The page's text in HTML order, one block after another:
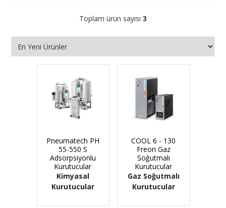
Toplam ürün sayısı 3
Pneumatech PH
55-550 S
Adsorpsiyonlu
Kurutucular
Kimyasal
Kurutucular
COOL 6 - 130
Freon Gaz
Soğutmalı
Kurutucular
Gaz Soğutmalı
Kurutucular